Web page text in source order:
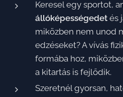
Keresel egy sportot,
állóképességedet és
miközben nem unod
edzéseket? A vívás
formába hoz,
a kitartás is fejlődik.
Szeretnél gyorsan,